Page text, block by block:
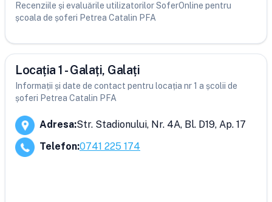
Recenziile și evaluările utilizatorilor SoferOnline pentru
școala de șoferi Petrea Catalin PFA
Locația 1 - Galați, Galați
Informații și date de contact pentru locația nr 1 a școlii de
șoferi Petrea Catalin PFA
Adresa:Str. Stadionului, Nr. 4A, Bl. D19, Ap. 17
Telefon:0741 225 174